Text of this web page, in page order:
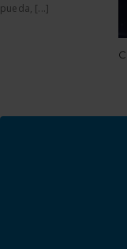
pueda, [...]